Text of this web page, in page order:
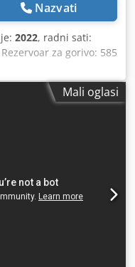
Nazvati
2022, radni sati:
za gorivo: 585
12/2022
diferencijalne
Mali oglasi